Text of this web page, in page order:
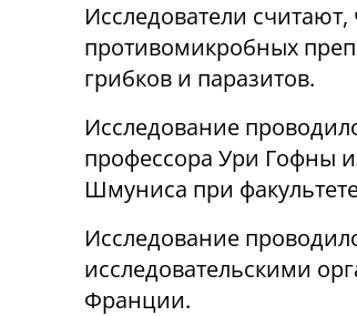
Исследователи
противомикробных
грибков и паразитов.
Исследование
профессора Ури Гофны
Шмуниса при
Исследование
исследовательскими
Франции.